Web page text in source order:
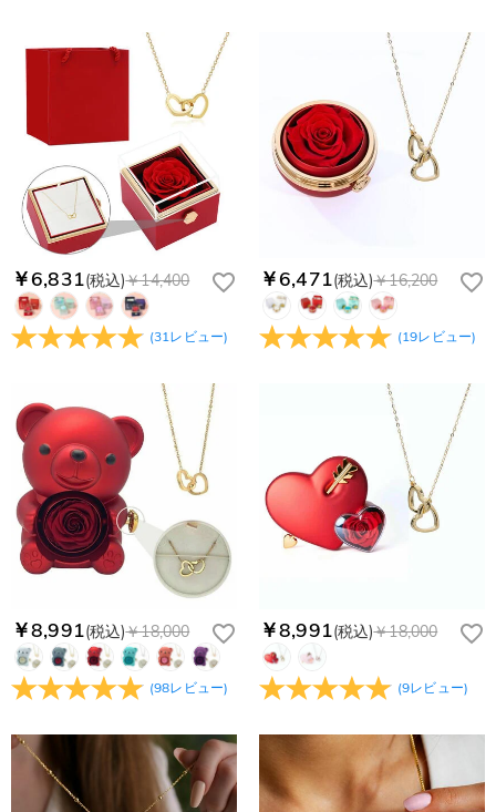
￥6,831(税込)￥14,400
(31レビュー)
￥6,471(税込)￥16,200
(19レビュー)
￥8,991(税込)￥18,000
(98レビュー)
￥8,991(税込)￥18,000
(9レビュー)